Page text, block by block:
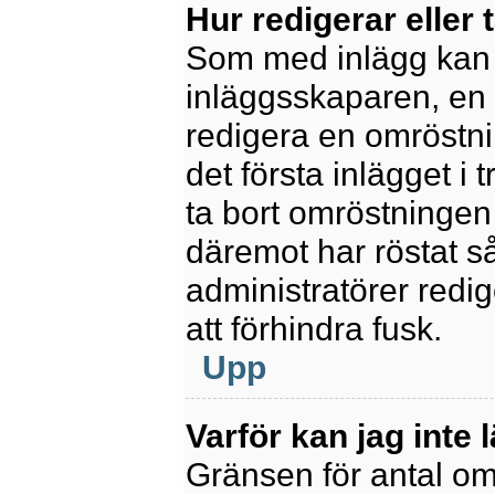
Hur redigerar eller
Som med inlägg
inläggsskaparen,
redigera en
det första inlägget i
ta bort
däremot har röstat
administratörer
att förhindra fusk.
Upp
Varför kan jag inte
Gränsen för antal